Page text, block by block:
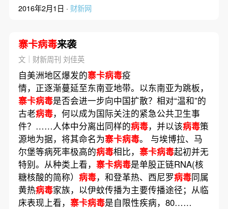
2016年2月1日 · 财新网
寨卡病毒来袭
文｜财新周刊 刘佳英
自美洲地区爆发的寨卡病毒疫
情，正逐渐蔓延至东南亚地带。以东南亚为跳板，
寨卡病毒是否会进一步向中国扩散？相对“温和”的
古老病毒，何以成为国际关注的紧急公共卫生事
件？……人体中分离出同样的病毒，并以该病毒策
源地为据，将其命名为寨卡病毒。 与埃博拉、马
尔堡等病死率极高的病毒相比， 寨卡病毒起初并无
特别。从种类上看， 寨卡病毒是单股正链RNA(核
糖核酸的简称） 病毒，和登革热、西尼罗病毒同属
黄热病毒家族，以伊蚊传播为主要传播途径；从临
床表现上看， 寨卡病毒是自限性疾病，80……